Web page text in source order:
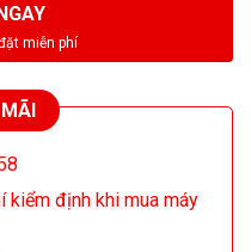
kiểm định khi mua máy